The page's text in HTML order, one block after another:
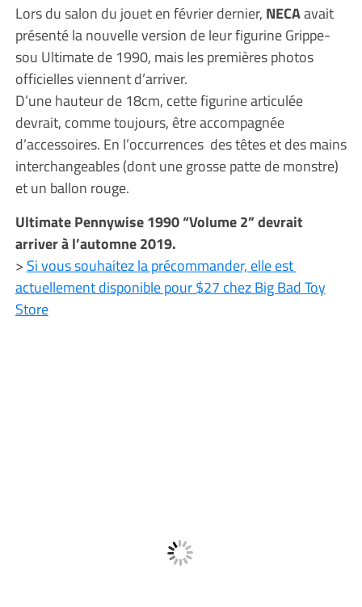
Lors du salon du jouet en février dernier, NECAavait
présenté la nouvelle version de leur figurine Grippe-
sou Ultimate de 1990, mais les premières photos
officielles viennent d’arriver.
D’une hauteur de 18cm, cette figurine articulée
devrait, comme toujours, être accompagnée
d’accessoires. En l’occurrences des têtes et des mains
interchangeables (dont une grosse patte de monstre)
et un ballon rouge.
Ultimate Pennywise 1990 “Volume 2” devrait
arriver à l’automne 2019.
> Si vous souhaitez la précommander, elle est
actuellement disponible pour $27 chez Big Bad Toy
Store